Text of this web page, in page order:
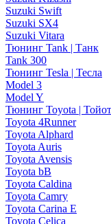
Suzuki Swift
Suzuki SX4
Suzuki Vitara
Тюнинг Tank | Танк
Tank 300
Тюнинг Tesla | Тесла
Model 3
Model Y
Тюнинг Toyota |
Toyota 4Runner
Toyota Alphard
Toyota Auris
Toyota Avensis
Toyota bB
Toyota Caldina
Toyota Camry
Toyota Carina E
Toyota Celica